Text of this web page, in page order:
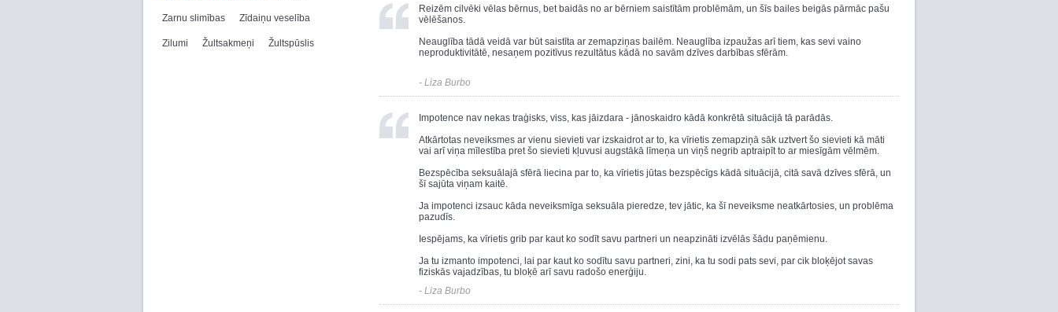
Zarnu slimības Zīdaiņu veselība
Zilumi Žultsakmeņi Žultspūslis
Reizēm cilvēki vēlas bērnus, bet baidās no ar bērniem saistītām problēmām, un šīs bailes beigās pārmāc pašu
vēlēšanos.
Neauglība tādā veidā var būt saistīta ar zemapziņas bailēm. Neauglība izpaužas arī tiem, kas sevi vaino
neproduktivitātē, nesaņem pozitīvus rezultātus kādā no savām dzīves darbības sfērām.
- Liza Burbo
Impotence nav nekas traģisks, viss, kas jāizdara - jānoskaidro kādā konkrētā situācijā tā parādās.
Atkārtotas neveiksmes ar vienu sievieti var izskaidrot ar to, ka vīrietis zemapziņā sāk uztvert šo sievieti kā māti
vai arī viņa mīlestība pret šo sievieti kļuvusi augstākā līmeņa un viņš negrib aptraipīt to ar miesīgām vēlmēm.
Bezspēcība seksuālajā sfērā liecina par to, ka vīrietis jūtas bezspēcīgs kādā situācijā, citā savā dzīves sfērā, un
šī sajūta viņam kaitē.
Ja impotenci izsauc kāda neveiksmīga seksuāla pieredze, tev jātic, ka šī neveiksme neatkārtosies, un problēma
pazudīs.
Iespējams, ka vīrietis grib par kaut ko sodīt savu partneri un neapzināti izvēlās šādu paņēmienu.
Ja tu izmanto impotenci, lai par kaut ko sodītu savu partneri, zini, ka tu sodi pats sevi, par cik bloķējot savas
fiziskās vajadzības, tu bloķē arī savu radošo enerģiju.
- Liza Burbo